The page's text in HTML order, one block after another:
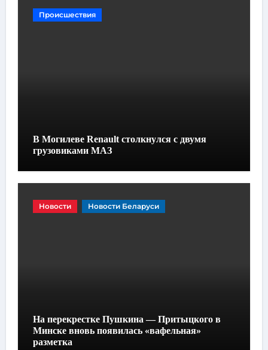
Происшествия
В Могилеве Renault столкнулся с двумя
грузовиками МАЗ
Новости Новости Беларуси
На перекрестке Пушкина — Притыцкого в
Минске вновь появилась «вафельная»
разметка